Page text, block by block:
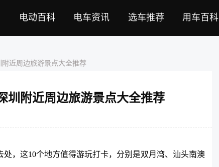
电动百科 电车资讯 选车推荐 用车百科
近周边旅游景点大全推荐
圳附近周边旅游景点大全推荐
处，这10个地方值得游玩打卡，分别是双月湾、汕头南澳